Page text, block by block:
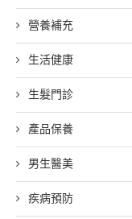
營養補充
生活健康
生髮門診
產品保養
男生醫美
疾病預防